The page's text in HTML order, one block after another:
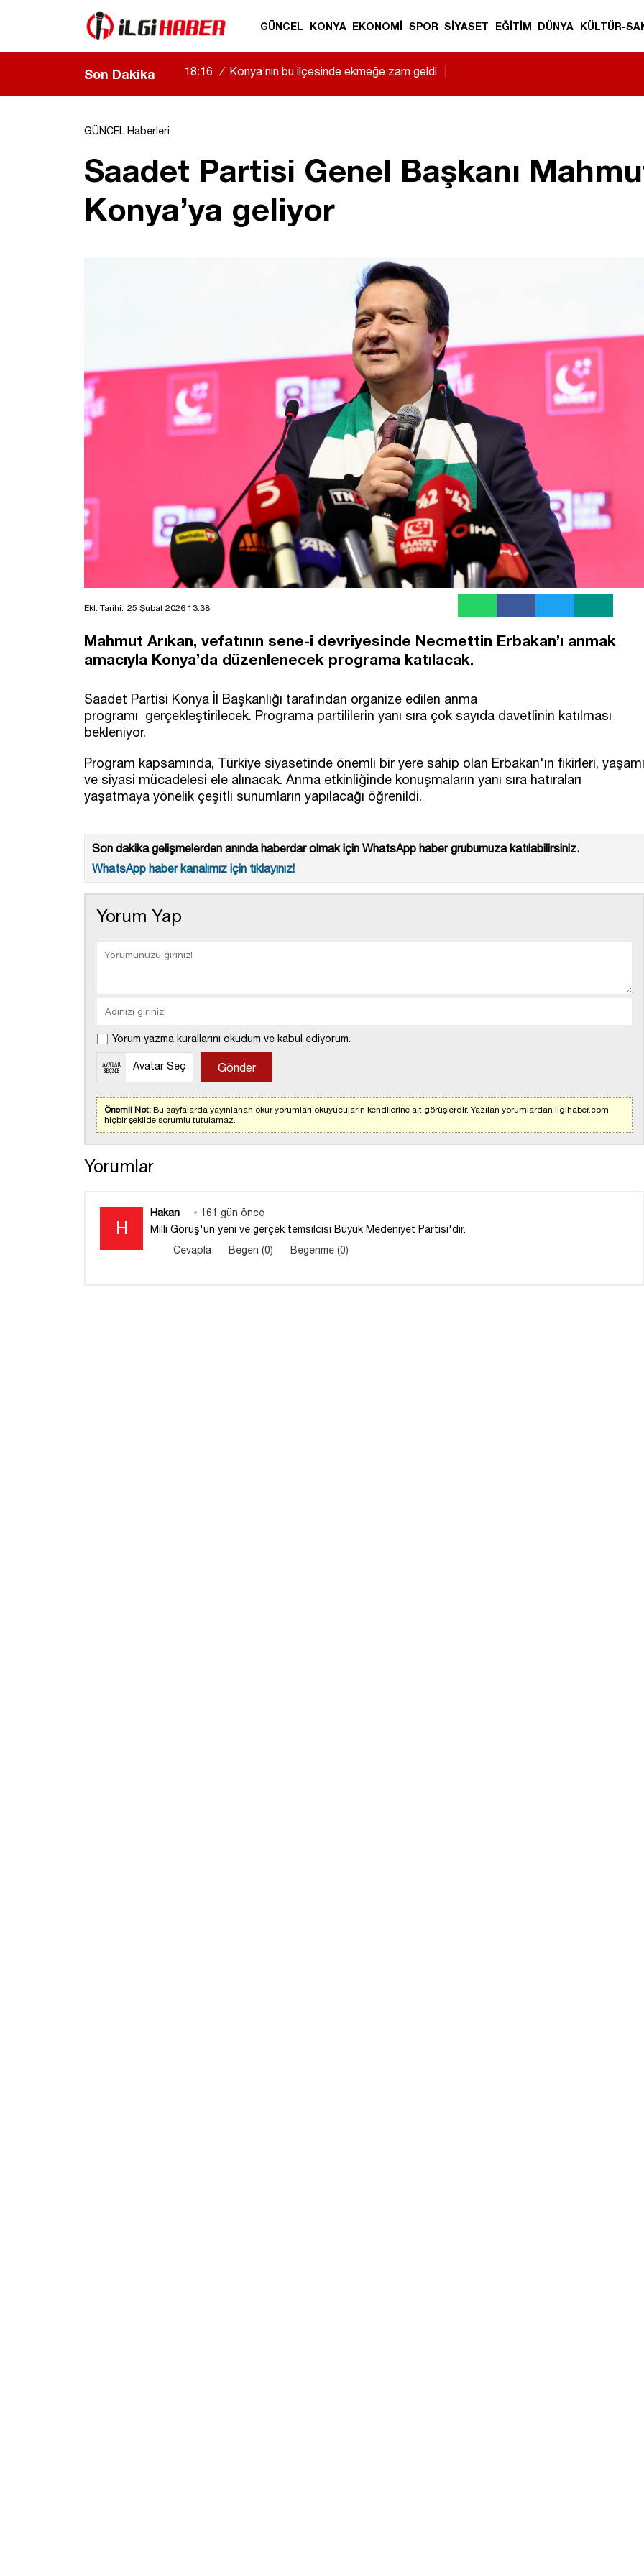
GÜNCEL KONYA EKONOMİ SPOR SİYASET EĞİTİM DÜNYA KÜLTÜR-
Son Dakika 18:16 / Konya’nın bu ilçesinde ekmeğe zam geldi
GÜNCEL Haberleri
Saadet Partisi Genel Başkanı
Konya’ya geliyor
Ekl. Tarihi: 25 Şubat 2026 13:38
Mahmut Arıkan, vefatının sene-i devriyesinde Necmettin Erbakan’ı anmak
amacıyla Konya’da düzenlenecek programa katılacak.
Saadet Partisi Konya İl Başkanlığı tarafından organize edilen anma
programı gerçekleştirilecek. Programa partililerin yanı sıra çok sayıda davetlinin katılması
bekleniyor.
Program kapsamında, Türkiye siyasetinde önemli bir yere sahip olan Erbakan'ın fikirleri, yaşamı
ve siyasi mücadelesi ele alınacak. Anma etkinliğinde konuşmaların yanı sıra hatıraları
yaşatmaya yönelik çeşitli sunumların yapılacağı öğrenildi.
Son dakika gelişmelerden anında haberdar olmak için WhatsApp haber grubumuza katılabilirsiniz.
WhatsApp haber kanalımız için tıklayınız!
Yorum Yap
Yorum yazma kurallarını okudum ve kabul ediyorum.
Avatar Seç
Önemli Not: Bu sayfalarda yayınlanan okur yorumları okuyucuların kendilerine ait görüşlerdir. Yazılan yorumlardan ilgihaber.com
hiçbir şekilde sorumlu tutulamaz.
Yorumlar
H
Hakan
161 gün önce
Milli Görüş'un yeni ve gerçek temsilcisi Büyük Medeniyet Partisi'dir.
Cevapla
Begen (0) Begenme (0)